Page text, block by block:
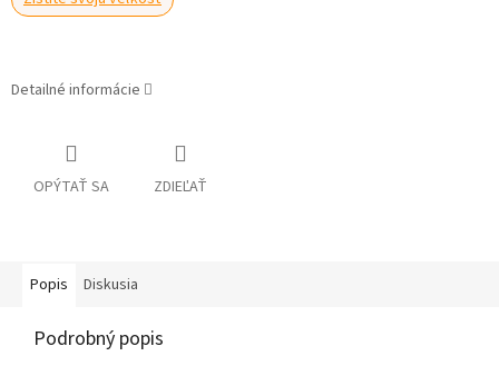
Detailné informácie
OPÝTAŤ SA ZDIEĽAŤ
Popis Diskusia
Podrobný popis